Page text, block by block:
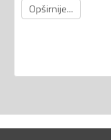
Opširnije...